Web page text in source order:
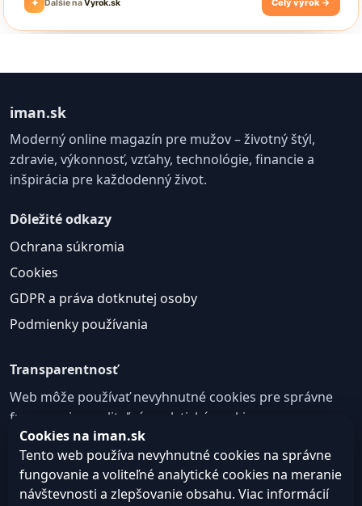
iman.sk
Moderný online magazín pre mužov – životný štýl,
zdravie, výkonnosť, vzťahy, technológie, financie a
inšpirácia pre každodenný život.
Dôležité odkazy
Ochrana súkromia
Cookies
GDPR a práva dotknutej osoby
Podmienky používania
Transparentnosť
Web môže používať nevyhnutné cookies pre správne
fungovanie a voliteľné analytické cookies na
zlepšovanie obsahu a používateľskej skúsenosti.
Nastavenie cookies
Cookies na iman.sk
Tento web používa nevyhnutné cookies na správne
fungovanie a voliteľné analytické cookies na meranie
návštevnosti a zlepšovanie obsahu. Viac informácií